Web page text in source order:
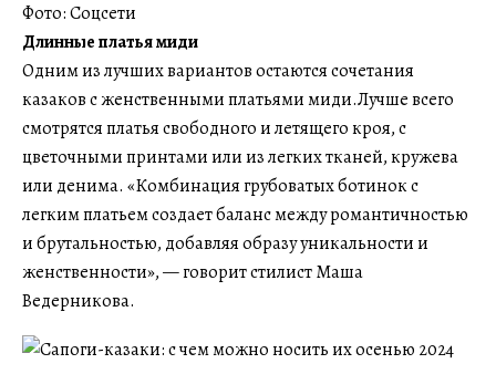
Фото: Соцсети
Длинные платья миди
Одним из лучших вариантов остаются сочетания
казаков с женственными платьями миди.Лучше всего
смотрятся платья свободного и летящего кроя, с
цветочными принтами или из легких тканей, кружева
или денима. «Комбинация грубоватых ботинок с
легким платьем создает баланс между романтичностью
и брутальностью, добавляя образу уникальности и
женственности», — говорит стилист Маша
Ведерникова.